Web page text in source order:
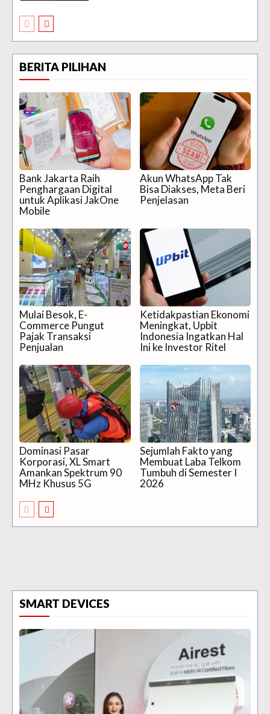
BERITA PILIHAN
Bank Jakarta Raih
Penghargaan Digital
untuk Aplikasi JakOne
Mobile
Akun WhatsApp Tak
Bisa Diakses, Meta Beri
Penjelasan
Mulai Besok, E-
Commerce Pungut
Pajak Transaksi
Penjualan
Ketidakpastian Ekonomi
Meningkat, Upbit
Indonesia Ingatkan Hal
Ini ke Investor Ritel
Dominasi Pasar
Korporasi, XL Smart
Amankan Spektrum 90
MHz Khusus 5G
Sejumlah Fakto yang
Membuat Laba Telkom
Tumbuh di Semester I
2026
SMART DEVICES